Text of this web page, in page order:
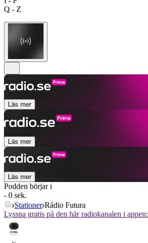
Q - Z
Läs mer
Läs mer
Läs mer
Podden börjar i
- 0 sek.
Stationer Rádio Futura
Lyssna gratis på den här radiokanalen i appen: